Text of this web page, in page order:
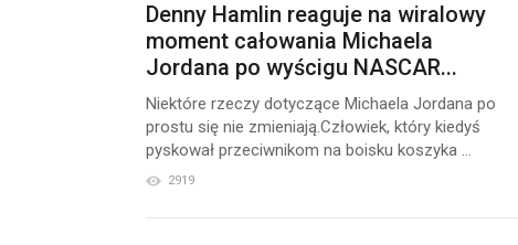
Denny Hamlin reaguje na wiralowy
moment całowania Michaela
Jordana po wyścigu NASCAR...
Niektóre rzeczy dotyczące Michaela Jordana po
prostu się nie zmieniają.Człowiek, który kiedyś
pyskował przeciwnikom na boisku koszyka ...
2919